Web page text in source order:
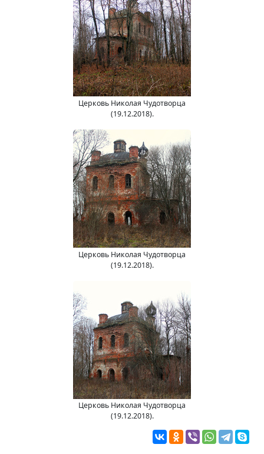
Церковь Николая Чудотворца
(19.12.2018).
Церковь Николая Чудотворца
(19.12.2018).
Церковь Николая Чудотворца
(19.12.2018).